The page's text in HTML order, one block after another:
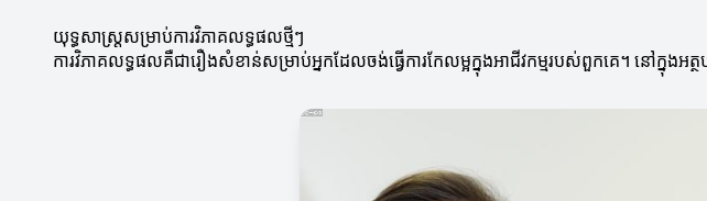
យុទ្ធសាស្ត្រសម្រាប់ការវិភាគលទ្ធផលថ្មីៗ
ការវិភាគលទ្ធផលគឺជារឿងសំខាន់សម្រាប់អ្នកដែលចង់ធ្វើការកែលម្អក្នុងអាជីវកម្មរបស់ពួកគេ។ នៅក្នុង